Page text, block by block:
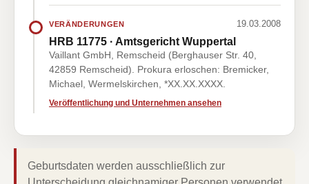
VERÄNDERUNGEN 19.03.2008
HRB 11775 · Amtsgericht Wuppertal
Vaillant GmbH, Remscheid (Berghauser Str. 40,
42859 Remscheid). Prokura erloschen: Bremicker,
Michael, Wermelskirchen, *XX.XX.XXXX.
Veröffentlichung und Unternehmen ansehen
Geburtsdaten werden ausschließlich zur